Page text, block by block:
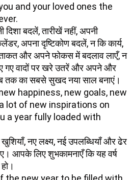
and your loved ones the
बदलें, तारीखें नहीं, अपनी
अपना दृष्टिकोण बदलें, न कि कार्य,
और अपने फोकस में बदलाव लाएँ, न
वादों पर खरे उतरें और अपने और
तक का सबसे सुखद नया साल बनाएं।
happiness, new goals, new
lot of new inspirations on
a year fully loaded with
नए लक्ष्य, नई उपलब्धियाँ और ढेर
आपके लिए शुभकामनाएँ कि यह वर्ष